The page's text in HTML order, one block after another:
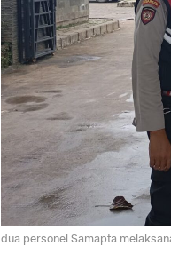
dua personel Samapta